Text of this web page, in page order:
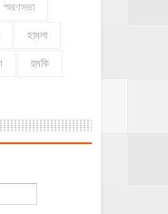
স্মরণসভা
হামলা
হুমকি